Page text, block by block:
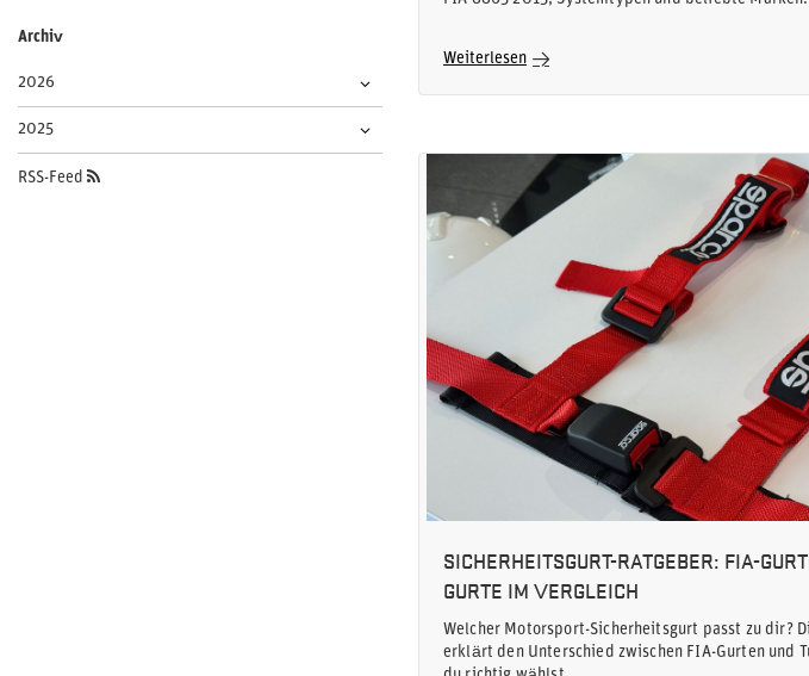
Archiv
2026
2025
RSS-Feed
Weiterlesen
SICHERHEITSGURT-RATGEBER: FIA-
GURTE IM VERGLEICH
Welcher Motorsport-Sicherheitsgurt passt zu dir?
erklärt den Unterschied zwischen FIA-Gurten und